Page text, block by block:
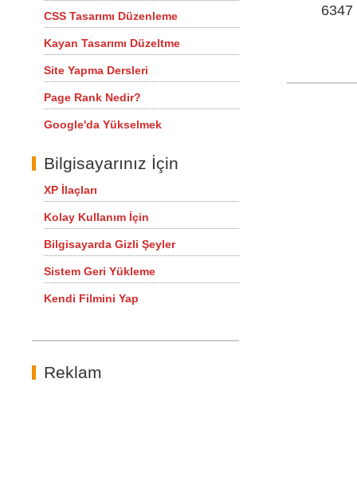
CSS Tasarımı Düzenleme
Kayan Tasarımı Düzeltme
Site Yapma Dersleri
Page Rank Nedir?
Google'da Yükselmek
Bilgisayarınız İçin
XP İlaçları
Kolay Kullanım İçin
Bilgisayarda Gizli Şeyler
Sistem Geri Yükleme
Kendi Filmini Yap
Reklam
6347